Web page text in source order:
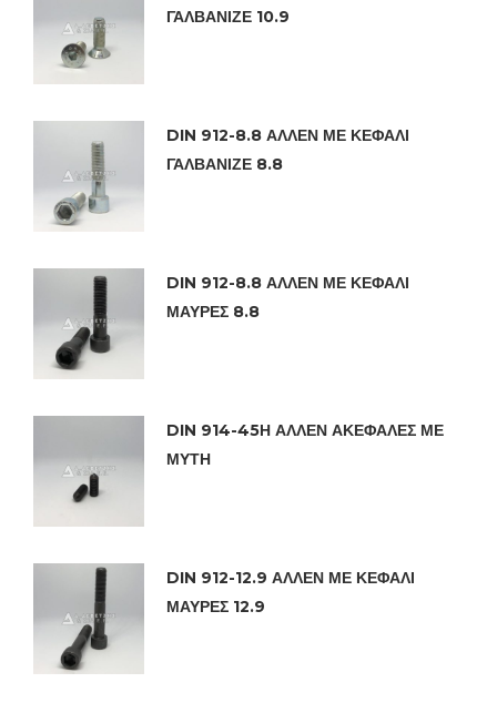
ΓΑΛΒΑΝΙΖΕ 10.9
DIN 912-8.8 ΑΛΛΕΝ ΜΕ ΚΕΦΑΛΙ
ΓΑΛΒΑΝΙΖΕ 8.8
DIN 912-8.8 ΑΛΛΕΝ ΜΕ ΚΕΦΑΛΙ
ΜΑΥΡΕΣ 8.8
DIN 914-45Η ΑΛΛΕΝ ΑΚΕΦΑΛΕΣ ΜΕ
ΜΥΤΗ
DIN 912-12.9 ΑΛΛΕΝ ΜΕ ΚΕΦΑΛΙ
ΜΑΥΡΕΣ 12.9